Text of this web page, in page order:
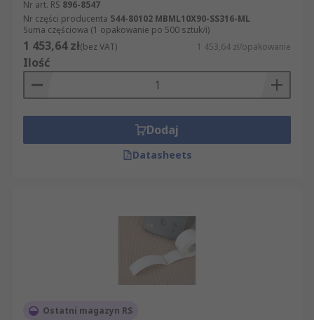
Nr art. RS 896-8547
Nr części producenta 544-80102 MBML10X90-SS316-ML
Suma częściowa (1 opakowanie po 500 sztuk/i)
1 453,64 zł(bez VAT) 1 453,64 zł/opakowanie
Ilość
Dodaj
Datasheets
Ostatni magazyn RS